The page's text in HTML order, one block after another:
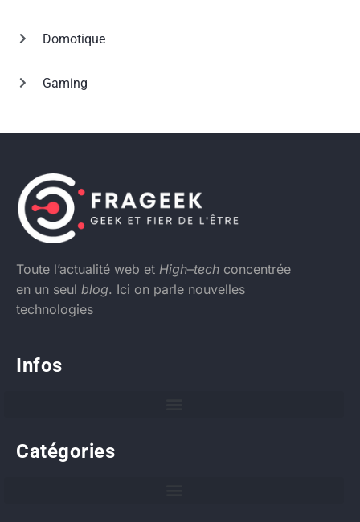
Domotique
Gaming
Toute l’actualité web et High–tech concentrée
en un seul blog. Ici on parle nouvelles
technologies
Infos
Catégories